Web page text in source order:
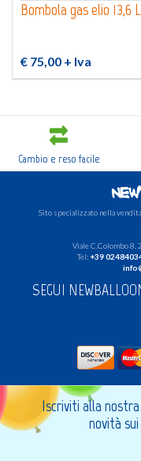
Bombola gas elio 13,6
€ 75,00 + Iva
Cambio e reso facile
Sito specializzato nella
Viale C.Colombo 8,
Tel:+39
SEGUI
Iscriviti alla
novità